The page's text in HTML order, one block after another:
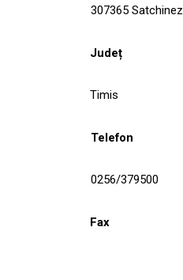
307365 Satchinez
Județ
Timis
Telefon
0256/379500
Fax